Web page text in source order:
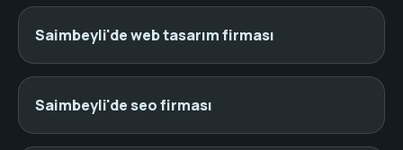
Saimbeyli'de web tasarım firması
Saimbeyli'de seo firması